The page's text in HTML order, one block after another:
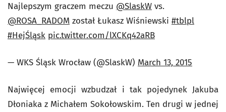
Najlepszym graczem meczu @SlaskW vs.
@ROSA_RADOM został Łukasz Wiśniewski #tblpl
#HejŚląsk pic.twitter.com/lXCKq42aRB
— WKS Śląsk Wrocław (@SlaskW) March 13, 2015
Najwięcej emocji wzbudzał i tak pojedynek Jakuba
Dłoniaka z Michałem Sokołowskim. Ten drugi w jednej